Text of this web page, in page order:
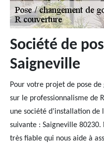
Société de
Saigneville
Pour votre projet de pose
sur le professionnalisme de
une société d’installation de
suivante : Saigneville 80230.
très fiable qui nous aide à